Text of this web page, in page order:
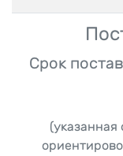
Срок
(указанная